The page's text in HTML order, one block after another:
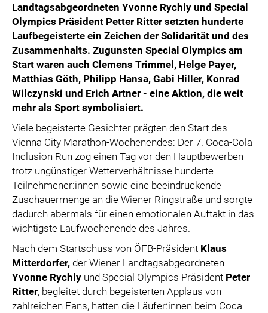
Landtagsabgeordneten Yvonne Rychly und Special
Olympics Präsident Petter Ritter setzten hunderte
Laufbegeisterte ein Zeichen der Solidarität und des
Zusammenhalts. Zugunsten Special Olympics am
Start waren auch Clemens Trimmel, Helge Payer,
Matthias Göth, Philipp Hansa, Gabi Hiller, Konrad
Wilczynski und Erich Artner - eine Aktion, die weit
mehr als Sport symbolisiert.
Viele begeisterte Gesichter prägten den Start des
Vienna City Marathon-Wochenendes: Der 7. Coca-Cola
Inclusion Run zog einen Tag vor den Hauptbewerben
trotz ungünstiger Wetterverhältnisse hunderte
Teilnehmener:innen sowie eine beeindruckende
Zuschauermenge an die Wiener Ringstraße und sorgte
dadurch abermals für einen emotionalen Auftakt in das
wichtigste Laufwochenende des Jahres.
Nach dem Startschuss von ÖFB-Präsident Klaus
Mitterdorfer, der Wiener Landtagsabgeordneten
Yvonne Rychly und Special Olympics Präsident Peter
Ritter, begleitet durch begeisterten Applaus von
zahlreichen Fans, hatten die Läufer:innen beim Coca-